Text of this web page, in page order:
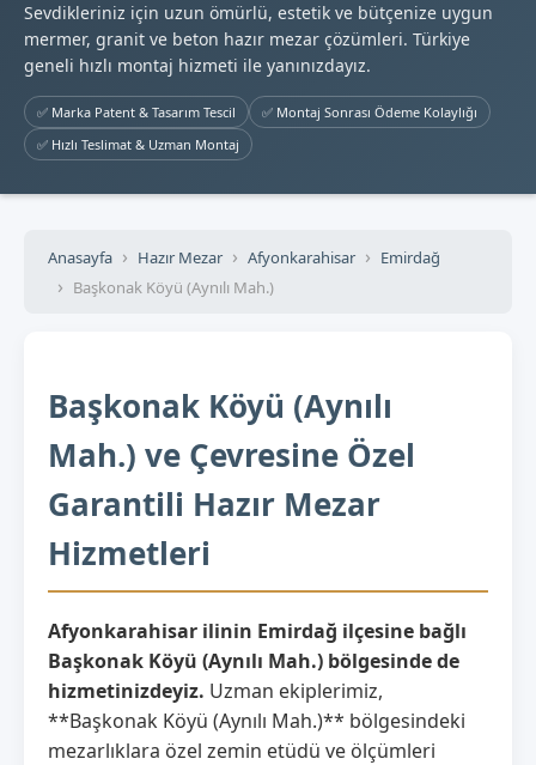
Sevdikleriniz için uzun ömürlü, estetik ve bütçenize uygun
mermer, granit ve beton hazır mezar çözümleri. Türkiye
geneli hızlı montaj hizmeti ile yanınızdayız.
✅ Marka Patent & Tasarım Tescil
✅ Montaj Sonrası Ödeme Kolaylığı
✅ Hızlı Teslimat & Uzman Montaj
Anasayfa Hazır Mezar Afyonkarahisar
Emirdağ
Başkonak Köyü (Aynılı Mah.)
Başkonak Köyü (Aynılı
Mah.) ve Çevresine Özel
Garantili Hazır Mezar
Hizmetleri
Afyonkarahisar ilinin Emirdağ ilçesine bağlı
Başkonak Köyü (Aynılı Mah.) bölgesinde de
hizmetinizdeyiz. Uzman ekiplerimiz,
**Başkonak Köyü (Aynılı Mah.)** bölgesindeki
mezarlıklara özel zemin etüdü ve ölçümleri